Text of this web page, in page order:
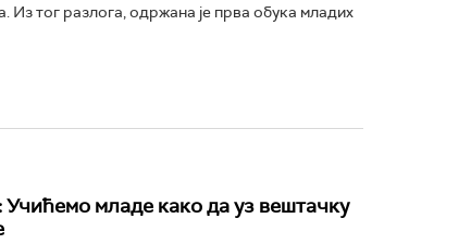
тог разлога, одржана је прва обука младих
Учићемо младе како да уз вештачку